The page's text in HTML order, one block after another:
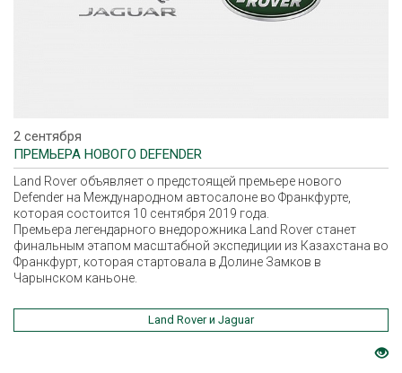
2 сентября
ПРЕМЬЕРА НОВОГО DEFENDER
Land Rover объявляет о предстоящей премьере нового
Defender на Международном автосалоне во Франкфурте,
которая состоится 10 сентября 2019 года.
Премьера легендарного внедорожника Land Rover станет
финальным этапом масштабной экспедиции из Казахстана во
Франкфурт, которая стартовала в Долине Замков в
Чарынском каньоне.
Land Rover и Jaguar